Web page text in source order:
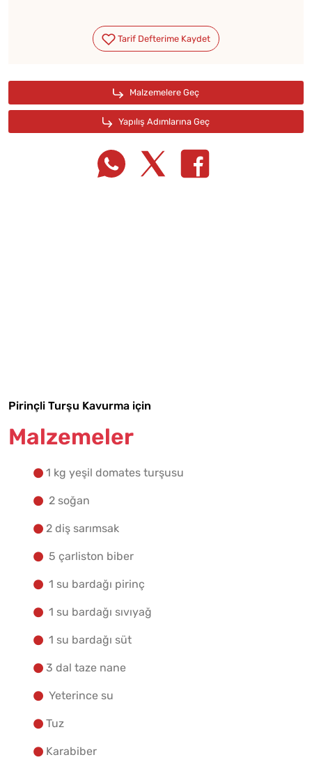
Pirinçli Turşu Kavurma için
Malzemeler
1 kg yeşil domates turşusu
2 soğan
2 diş sarımsak
5 çarliston biber
1 su bardağı pirinç
1 su bardağı sıvıyağ
1 su bardağı süt
3 dal taze nane
Yeterince su
Tuz
Karabiber